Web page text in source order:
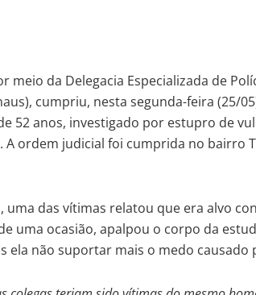
meio da Delegacia Especializada de
cumpriu, nesta segunda-feira (25/
52 anos, investigado por estupro de
A ordem judicial foi cumprida no bairro
uma das vítimas relatou que era alvo
uma ocasião, apalpou o corpo da
ela não suportar mais o medo causado